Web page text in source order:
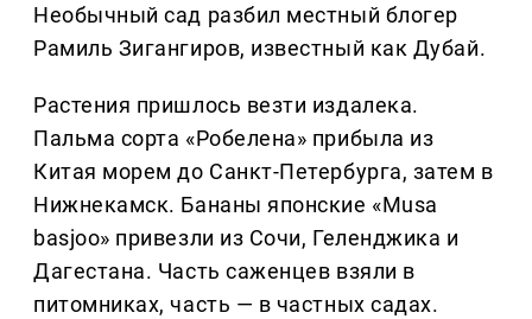
Необычный сад разбил местный блогер
Рамиль Зигангиров, известный как Дубай.
Растения пришлось везти издалека.
Пальма сорта «Робелена» прибыла из
Китая морем до Санкт-Петербурга, затем в
Нижнекамск. Бананы японские «Musa
basjoo» привезли из Сочи, Геленджика и
Дагестана. Часть саженцев взяли в
питомниках, часть — в частных садах.